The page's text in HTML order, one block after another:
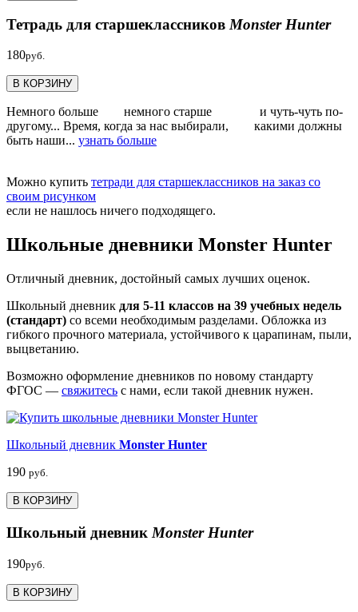
Тетрадь для старшеклассников Monster Hunter
180руб.
В КОРЗИНУ
Немного больше немного старше и чуть-чуть по-
другому... Время, когда за нас выбирали, какими должны
быть наши... узнать больше
Можно купить тетради для старшеклассников на заказ со
своим рисунком
если не нашлось ничего подходящего.
Школьные дневники Monster Hunter
Отличный дневник, достойный самых лучших оценок.
Школьный дневник для 5-11 классов на 39 учебных недель
(стандарт) со всеми необходимым разделами. Обложка из
гибкого прочного материала, устойчивого к царапинам, пыли,
выцветанию.
Возможно оформление дневников по новому стандарту
ФГОС — свяжитесь с нами, если такой дневник нужен.
Школьный дневник Monster Hunter
190 руб.
В КОРЗИНУ
Школьный дневник Monster Hunter
190руб.
В КОРЗИНУ